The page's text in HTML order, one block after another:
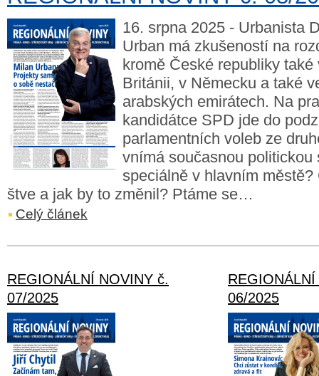
16. srpna 2025 - Urbanista
Urban má zkušeností na
kromě České republiky také
Británii, v Německu a také
arabských emirátech. Na
kandidátce SPD jde do
parlamentních voleb ze
vnímá současnou politickou
speciálně v hlavním městě?
štve a jak by to změnil? Ptáme se…
Celý článek
REGIONÁLNÍ NOVINY č.
07/2025
06/2025